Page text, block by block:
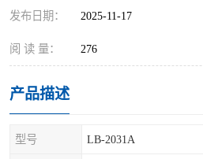
发布日期： 2025-11-17
阅 读 量： 276
产品描述
型号 LB-2031A